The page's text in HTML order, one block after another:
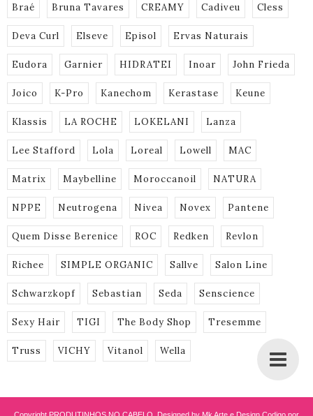
Braé Bruna Tavares CREAMY Cadiveu Cless
Deva Curl Elseve Episol Ervas Naturais
Eudora Garnier HIDRATEI Inoar John Frieda
Joico K-Pro Kanechom Kerastase Keune
Klassis LA ROCHE LOKELANI Lanza
Lee Stafford Lola Loreal Lowell MAC
Matrix Maybelline Moroccanoil NATURA
NPPE Neutrogena Nivea Novex Pantene
Quem Disse Berenice ROC Redken Revlon
Richee SIMPLE ORGANIC Sallve Salon Line
Schwarzkopf Sebastian Seda Senscience
Sexy Hair TIGI The Body Shop Tresemme
Truss VICHY Vitanol Wella